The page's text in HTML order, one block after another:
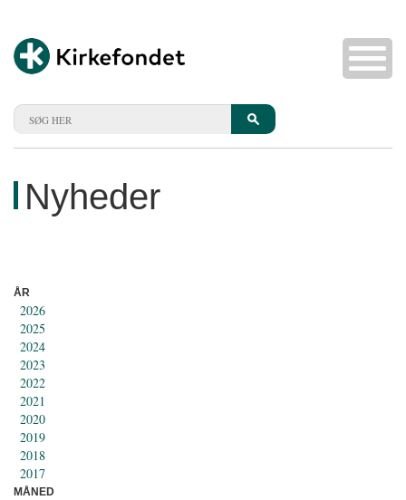
Nyheder
ÅR
2026
2025
2024
2023
2022
2021
2020
2019
2018
2017
MÅNED